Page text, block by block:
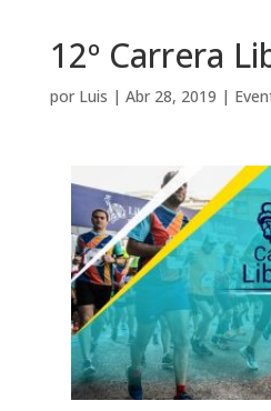
12º Carrera
por Luis | Abr 28, 2019 |